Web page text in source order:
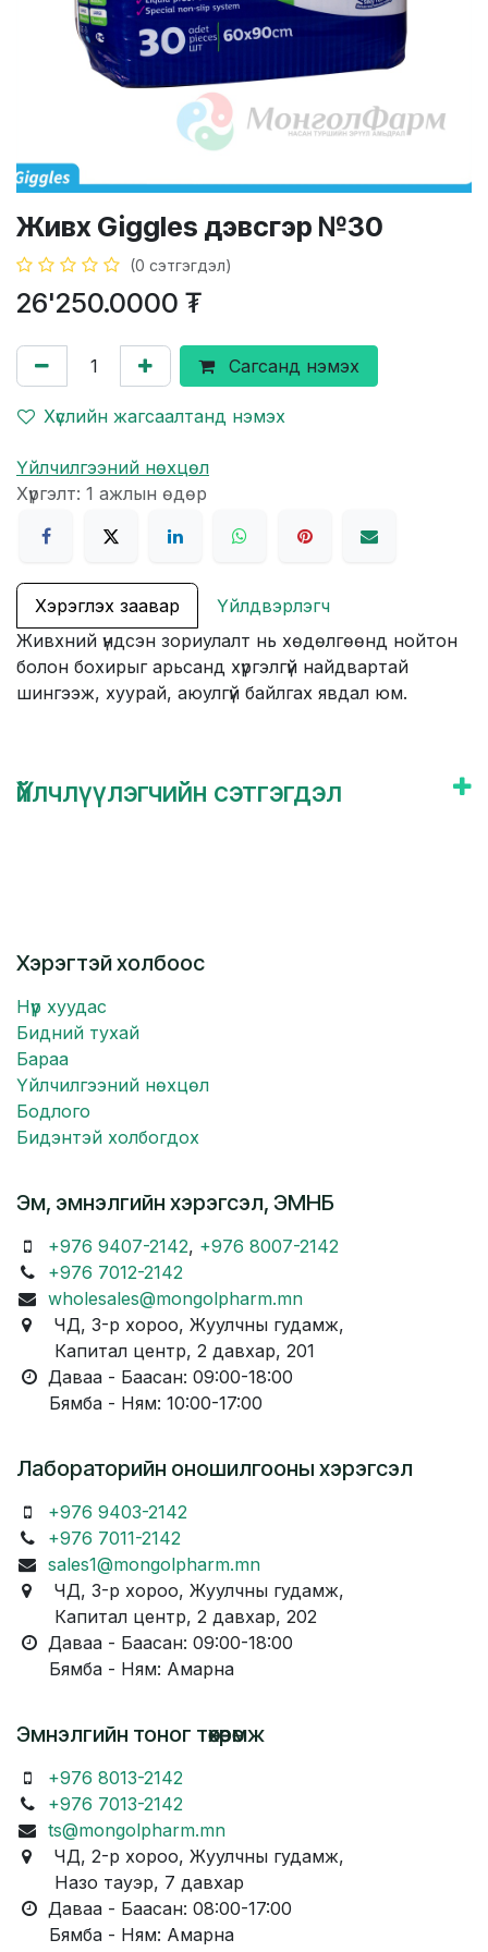
Живх Giggles дэвсгэр №30
(0 сэтгэгдэл)
26'250.0000 ₮
Сагсанд нэмэх
Хүслийн жагсаалтанд нэмэх
Үйлчилгээний нөхцөл
Хүргэлт: 1 ажлын өдөр
Хэрэглэх заавар
Үйлдвэрлэгч
Живхний үндсэн зориулалт нь хөдөлгөөнд нойтон
болон бохирыг арьсанд хүргэлгүй найдвартай
шингээж, хуурай, аюулгүй байлгах явдал юм.
Үйлчлүүлэгчийн сэтгэгдэл
Хэрэгтэй холбоос
Нүүр хуудас
Бидний тухай
Бараа
Үйлчилгээний нөхцөл
Бодлого
Бидэнтэй холбогдох
Эм, эмнэлгийн хэрэгсэл, ЭМНБ
+976 9407-2142, +976 8007-2142
+976 7012-2142
wholesales@mongolpharm.mn
ЧД, 3-р хороо, Жуулчны гудамж,
Капитал центр, 2 давхар, 201
Даваа - Баасан: 09:00-18:00
Бямба - Ням: 10:00-17:00
Лабораторийн оношилгооны хэрэгсэл
+976 9403-2142
+976 7011-2142
sales1@mongolpharm.mn
ЧД, 3-р хороо, Жуулчны гудамж,
Капитал центр, 2 давхар, 202
Даваа - Баасан: 09:00-18:00
Бямба - Ням: Амарна
Эмнэлгийн тоног төхөөрөмж
+976 8013-2142
+976 7013-2142
ts@mongolpharm.mn
ЧД, 2-р хороо, Жуулчны гудамж,
Назо тауэр, 7 давхар
Даваа - Баасан: 08:00-17:00
Бямба - Ням: Амарна